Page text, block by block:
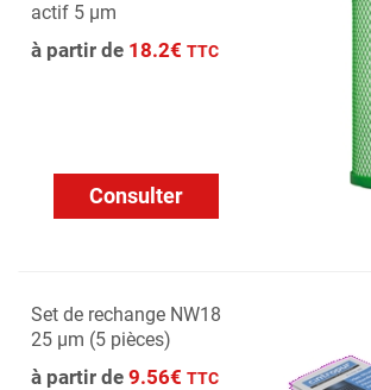
actif 5 µm
à partir de 18.2€ TTC
Consulter
Set de rechange NW18
25 µm (5 pièces)
à partir de 9.56€ TTC